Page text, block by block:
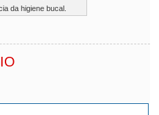
da higiene bucal.